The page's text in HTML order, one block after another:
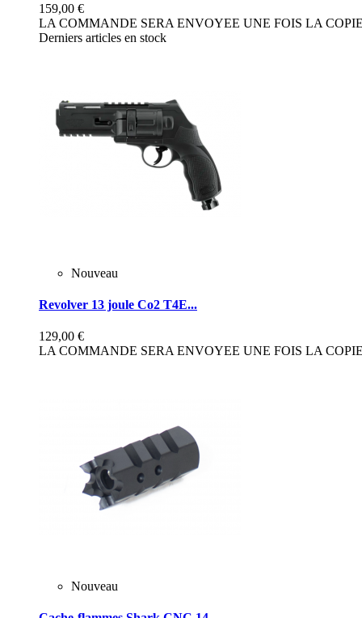
159,00 €
LA COMMANDE SERA ENVOYEE UNE FOIS LA
Derniers articles en stock
Nouveau
Revolver 13 joule Co2 T4E...
129,00 €
LA COMMANDE SERA ENVOYEE UNE FOIS LA
Nouveau